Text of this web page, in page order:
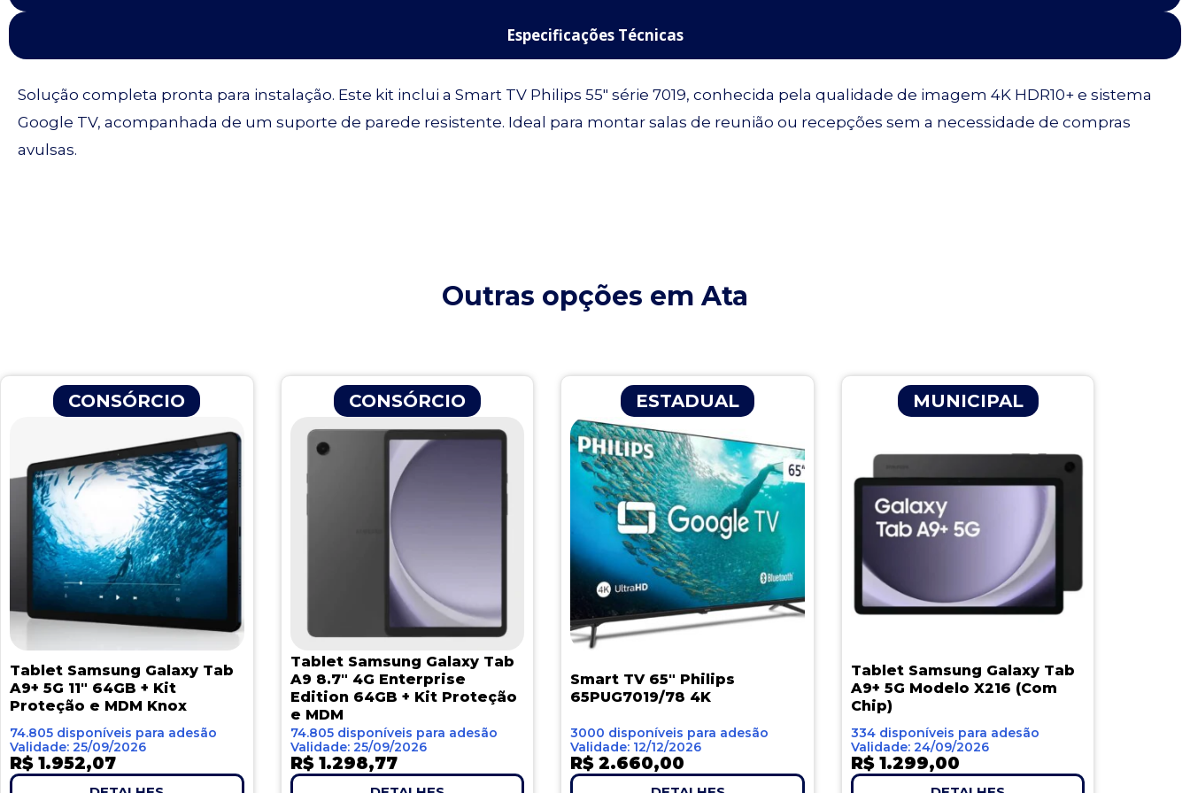
Especificações Técnicas
Solução completa pronta para instalação. Este kit inclui a Smart TV Philips 55″ série 7019, conhecida pela qualidade de imagem 4K HDR10+ e sistema
Google TV, acompanhada de um suporte de parede resistente. Ideal para montar salas de reunião ou recepções sem a necessidade de compras
avulsas.
Outras opções em Ata
CONSÓRCIO
Tablet Samsung Galaxy Tab
A9+ 5G 11″ 64GB + Kit
Proteção e MDM Knox
74.805 disponíveis para adesão
Validade: 25/09/2026
R$ 1.952,07
CONSÓRCIO
Tablet Samsung Galaxy Tab
A9 8.7″ 4G Enterprise
Edition 64GB + Kit Proteção
e MDM
74.805 disponíveis para adesão
Validade: 25/09/2026
R$ 1.298,77
ESTADUAL
Smart TV 65″ Philips
65PUG7019/78 4K
3000 disponíveis para adesão
Validade: 12/12/2026
R$ 2.660,00
MUNICIPAL
Tablet Samsung Galaxy Tab
A9+ 5G Modelo X216 (Com
Chip)
334 disponíveis para adesão
Validade: 24/09/2026
R$ 1.299,00
Página